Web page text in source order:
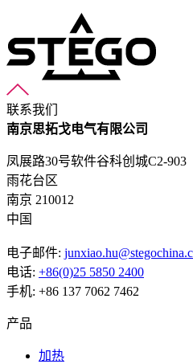
联系我们
南京思拓戈电气有限公司
凤展路30号软件谷科创城C2-903
雨花台区
南京 210012
中国
电子邮件:
电话: +86(0)25 5850 2400
手机: +86 137 7062 7462
产品
加热